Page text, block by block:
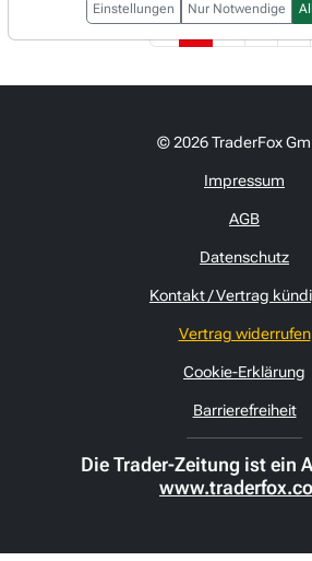
‹ 1 2 3 4
© 2026 TraderFox
Impressum
AGB
Datenschutz
Kontakt / Vertrag
Vertrag widerrufen
Cookie-Erklärung
Barrierefreiheit
Die Trader-Zeitung ist ein
Einstellungen Nur Notwendige